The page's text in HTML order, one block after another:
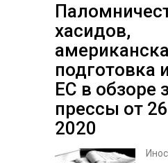
хасидов,
подготовка
ЕС в обзоре
прессы от
2020